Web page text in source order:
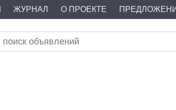
ЖУРНАЛ О ПРОЕКТЕ